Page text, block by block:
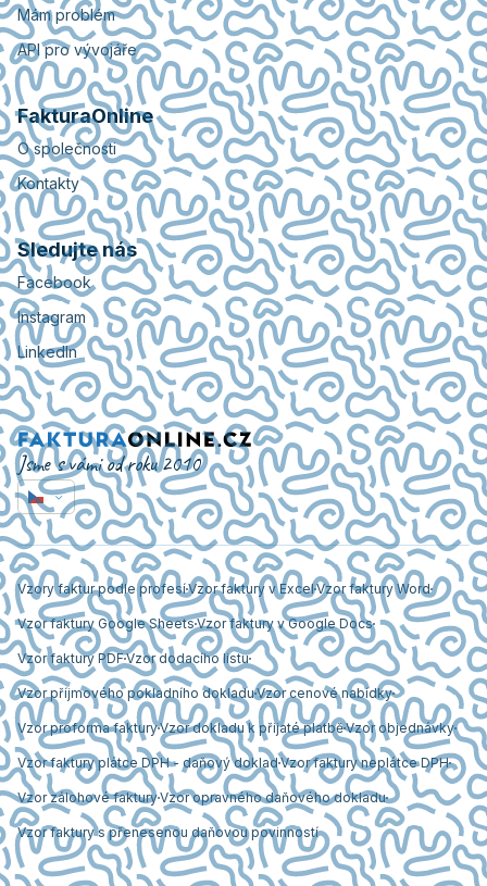
Mám problém
API pro vývojáře
FakturaOnline
O společnosti
Kontakty
Sledujte nás
Facebook
Instagram
LinkedIn
Jsme s vámi od roku 2010
Vzory faktur podle profesíVzor faktury v Excel Vzor faktury Word
Vzor faktury Google SheetsVzor faktury v Google Docs
Vzor faktury PDFVzor dodacího listu
Vzor příjmového pokladního dokladuVzor cenové nabídky
Vzor proforma fakturyVzor dokladu k přijaté platběVzor objednávky
Vzor faktury plátce DPH - daňový doklad Vzor faktury neplátce DPH
Vzor zálohové fakturyVzor opravného daňového dokladu
Vzor faktury s přenesenou daňovou povinností